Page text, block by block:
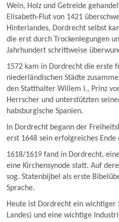
Wein, Holz und Getreide
Elisabeth-Flut von 1421
Hinterlandes, Dordrecht selbst
die erst durch Trockenlegungen
Jahrhundert schrittweise
1572 kam in Dordrecht die erste
niederländischen Städte
den Statthalter Willem I., Prinz
Herrscher und unterstützten
habsburgische Spanien.
In Dordrecht begann der
erst 1648 sein erfolgreiches Ende
1618/1619 fand in Dordrecht,
eine Kirchensynode statt. Auf
sog. Statenbijbel als erste
Sprache.
Heute ist Dordrecht ein wichtiger
Landes) und eine wichtige